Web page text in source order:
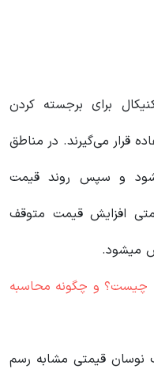
برای برجسته کردن
قرار می‌گیرند. در مناطق
و سپس روند قیمت
افزایش قیمت متوقف
میشود.
اندیکاتور RSI‌ چیست؟ و چگونه محاسبه
قیمتی مشابه رسم